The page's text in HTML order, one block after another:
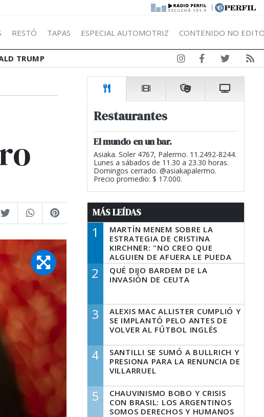
|
RESTÓ TAPAS ESPECIAL AUTOMOTRIZ CONTENIDO NO
TRUMP
Restaurantes
El mundo en un bar.
Asiaka. Soler 4767, Palermo. 11.2492-8244.
Lunes a sábados de 11.30 a 23.30 horas.
Domingos cerrado. @asiakapalermo.
Precio promedio: $ 17.000.
MÁS LEÍDAS
1
MARTÍN MENEM SOBRE LA
ESTRATEGIA DE CRISTINA
KIRCHNER: "NO CREO QUE
ALGUIEN DE AFUERA LE PUEDA
DECIR A LA JUSTICIA LO QUE
TIENE QUE HACER"
2
QUÉ DIJO BARDEM DE LA
INVASIÓN DE CEUTA
3
ALEXIS MAC ALLISTER CUMPLIÓ Y
SE IMPLANTÓ PELO ANTES DE
VOLVER AL FÚTBOL INGLÉS
4
SANTILLI SE SUMÓ A BULLRICH Y
PRESIONA PARA LA RENUNCIA DE
VILLARRUEL
5
CHAUVINISMO BOBO Y CRISIS
CON BRASIL: LOS ARGENTINOS
SOMOS DERECHOS Y HUMANOS